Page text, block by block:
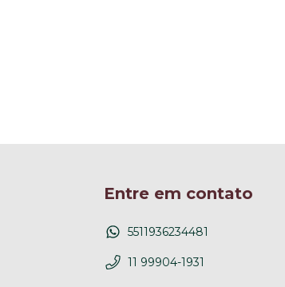
Entre em contato
5511936234481
11 99904-1931